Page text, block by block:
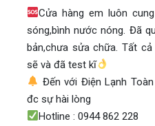
Cửa hàng em luôn
sóng,bình nước nóng. Đã
bản,chưa sửa chữa. Tất
sẽ và đã test kĩ
Đến với Điện Lạnh
đc sự hài lòng
Hotline : 0944 862 228